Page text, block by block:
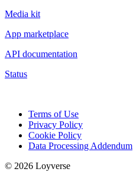
Media kit
App marketplace
API documentation
Status
Terms of Use
Privacy Policy
Cookie Policy
Data Processing Addendum
© 2026 Loyverse